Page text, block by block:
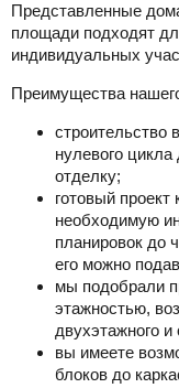
Представленные
площади подходят
индивидуальных
Преимущества
строительство
нулевого
отделку;
готовый
необходимую
планировок до
его можно
мы подобрали
этажностью,
двухэтажного
вы имеете
блоков до